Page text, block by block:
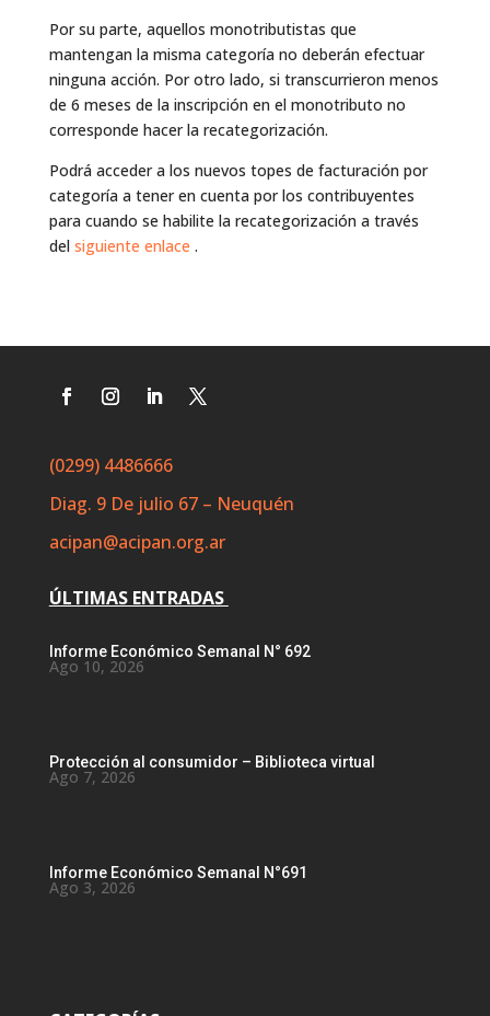
Por su parte, aquellos monotributistas que
mantengan la misma categoría no deberán efectuar
ninguna acción. Por otro lado, si transcurrieron menos
de 6 meses de la inscripción en el monotributo no
corresponde hacer la recategorización.
Podrá acceder a los nuevos topes de facturación por
categoría a tener en cuenta por los contribuyentes
para cuando se habilite la recategorización a través
del siguiente enlace .
(0299) 4486666
Diag. 9 De julio 67 – Neuquén
acipan@acipan.org.ar
ÚLTIMAS ENTRADAS
Informe Económico Semanal N° 692
Ago 10, 2026
Protección al consumidor – Biblioteca virtual
Ago 7, 2026
Informe Económico Semanal N°691
Ago 3, 2026